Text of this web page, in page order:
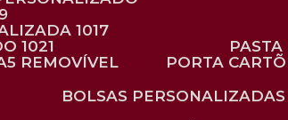
1017
1021
REMOVÍVEL
PORTA
BOLSAS PERSONALIZADAS